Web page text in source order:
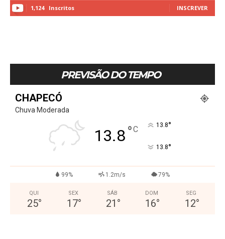
1,124 Inscritos INSCREVER
PREVISÃO DO TEMPO
CHAPECÓ
Chuva Moderada
13.8°C 13.8°
13.8°
99% 1.2m/s 79%
QUI
25°
SEX
17°
SÁB
21 °
DOM
16°
SEG
12°